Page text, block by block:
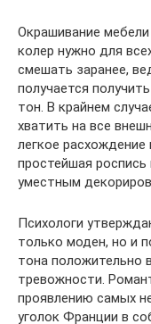
Окрашивание
колер нужно для
смешать заранее,
получается
тон. В крайнем
хватить на все
легкое
простейшая
уместным
Психологи
только моден, но и
тона положительно
тревожности.
проявлению самых
уголок Франции в